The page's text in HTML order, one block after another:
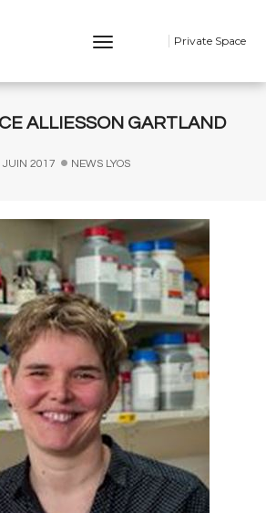
Toggle
Private Space
ALLIESSON GARTLAND
JUIN 2017 NEWS LYOS